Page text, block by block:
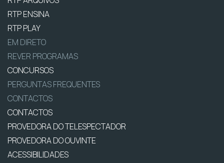
RTP ENSINA
RTP PLAY
EM DIRETO
REVER PROGRAMAS
CONCURSOS
PERGUNTAS FREQUENTES
CONTACTOS
CONTACTOS
PROVEDORA DO TELESPECTADOR
PROVEDORA DO OUVINTE
ACESSIBILIDADES